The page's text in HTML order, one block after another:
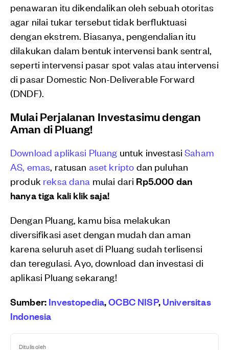
penawaran itu dikendalikan oleh sebuah otoritas
agar nilai tukar tersebut tidak berfluktuasi
dengan ekstrem. Biasanya, pengendalian itu
dilakukan dalam bentuk intervensi bank sentral,
seperti intervensi pasar spot valas atau intervensi
di pasar Domestic Non-Deliverable Forward
(DNDF).
Mulai Perjalanan Investasimu dengan
Aman di Pluang!
Download aplikasi Pluang untuk investasiSaham
AS, emas, ratusan aset kripto dan puluhan
produk reksa dana mulai dari Rp5.000 dan
hanya tiga kali klik saja!
Dengan Pluang, kamu bisa melakukan
diversifikasi aset dengan mudah dan aman
karena seluruh aset di Pluang sudah terlisensi
dan teregulasi. Ayo, download dan investasi di
aplikasi Pluang sekarang!
Sumber:Investopedia,OCBC NISP,Universitas
Indonesia
Ditulis oleh